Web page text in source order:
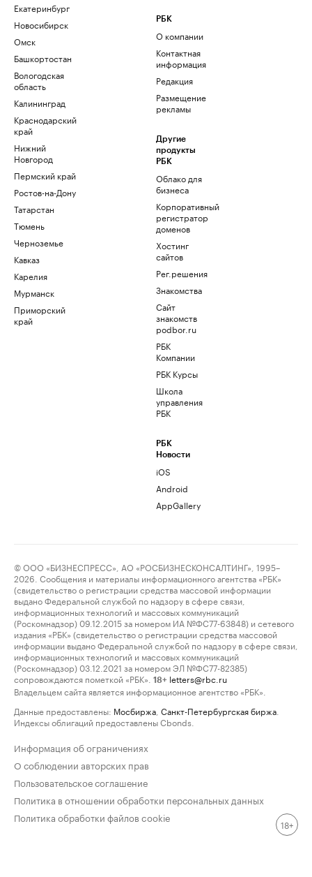
Екатеринбург
Новосибирск
Омск
Башкортостан
Вологодская
область
Калининград
Краснодарский
край
Нижний
Новгород
Пермский край
Ростов-на-Дону
Татарстан
Тюмень
Черноземье
Кавказ
Карелия
Мурманск
Приморский
край
РБК
О компании
Контактная
информация
Редакция
Размещение
рекламы
Другие
продукты
РБК
Облако для
бизнеса
Корпоративный
регистратор
доменов
Хостинг
сайтов
Рег.решения
Знакомства
Сайт
знакомств
podbor.ru
РБК
Компании
РБК Курсы
Школа
управления
РБК
РБК
Новости
iOS
Android
AppGallery
© ООО «БИЗНЕСПРЕСС», АО «РОСБИЗНЕСКОНСАЛТИНГ», 1995–
2026. Сообщения и материалы информационного агентства «РБК»
(свидетельство о регистрации средства массовой информации
выдано Федеральной службой по надзору в сфере связи,
информационных технологий и массовых коммуникаций
(Роскомнадзор) 09.12.2015 за номером ИА №ФС77-63848) и сетевого
издания «РБК» (свидетельство о регистрации средства массовой
информации выдано Федеральной службой по надзору в сфере связи,
информационных технологий и массовых коммуникаций
(Роскомнадзор) 03.12.2021 за номером ЭЛ №ФС77-82385)
сопровождаются пометкой «РБК».
18+ letters@rbc.ru
Владельцем сайта является информационное агентство «РБК».
Данные предоставлены: Мосбиржа Санкт-Петербургская биржа
Индексы облигаций предоставлены Cbonds.
Информация об ограничениях
О соблюдении авторских прав
Пользовательское соглашение
Политика в отношении обработки персональных данных
Политика обработки файлов cookie
18+